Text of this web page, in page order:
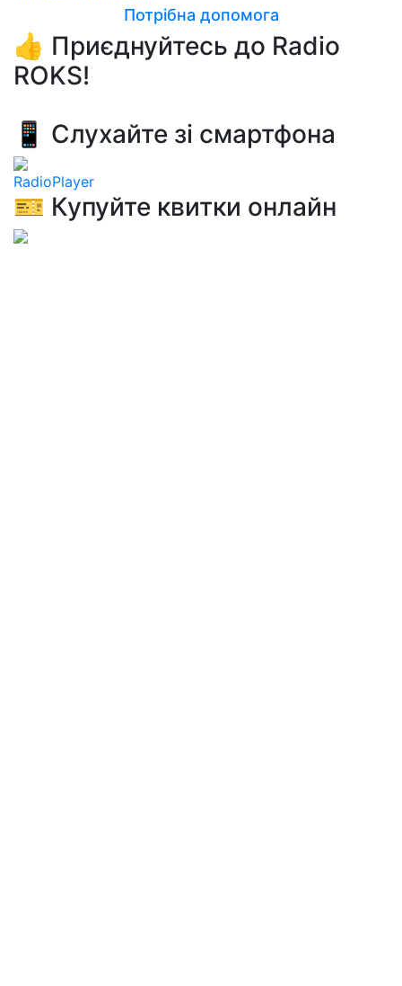
Потрібна допомога
👍 Приєднуйтесь до Radio
ROKS!
📱 Слухайте зі смартфона
RadioPlayer
🎫 Купуйте квитки онлайн